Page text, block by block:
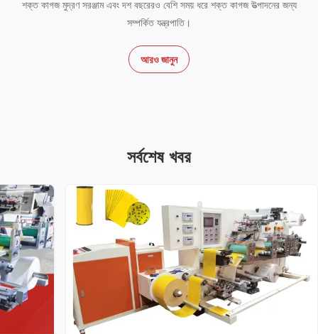
শক্ত কাগজ মুদ্রণ সরঞ্জাম এবং দশ বছরেরও বেশি সময় ধরে শক্ত কাগজ উত্পাদনের জন্য
সম্পর্কিত যন্ত্রপাতি।
আরও জানুন
সর্বশেষ খবর